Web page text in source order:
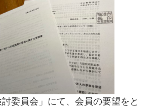
討委員会」にて、会員の要望をと